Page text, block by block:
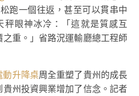
跑一個往返，甚至可以貫串中
秤眼神冰冷：「這就是質感互
重。」省路況運輸廳總工程師
動升降桌周全重塑了貴州的成長
州投資興業增加了信念。記者